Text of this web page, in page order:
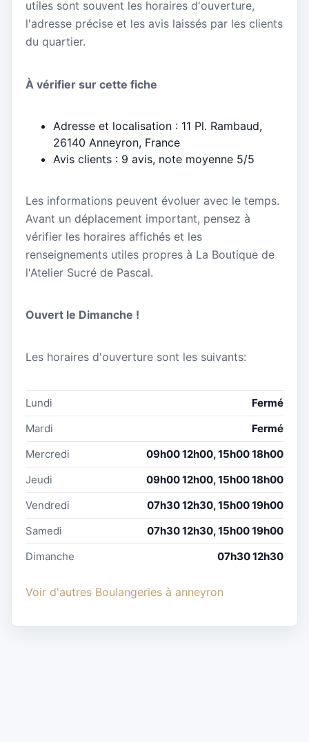
utiles sont souvent les horaires d'ouverture,
l'adresse précise et les avis laissés par les clients
du quartier.
À vérifier sur cette fiche
Adresse et localisation : 11 Pl. Rambaud,
26140 Anneyron, France
Avis clients : 9 avis, note moyenne 5/5
Les informations peuvent évoluer avec le temps.
Avant un déplacement important, pensez à
vérifier les horaires affichés et les
renseignements utiles propres à La Boutique de
l'Atelier Sucré de Pascal.
Ouvert le Dimanche !
Les horaires d'ouverture sont les suivants:
Lundi
Fermé
Mardi
Fermé
Mercredi
09h00 12h00, 15h00 18h00
Jeudi
09h00 12h00, 15h00 18h00
Vendredi
07h30 12h30, 15h00 19h00
Samedi
07h30 12h30, 15h00 19h00
Dimanche
07h30 12h30
Voir d'autres Boulangeries à anneyron